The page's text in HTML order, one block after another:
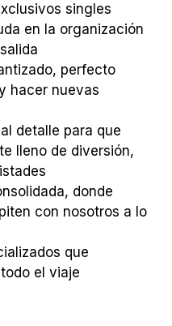
singles
en la organización
perfecto
hacer nuevas
detalle para que
lleno de diversión,
donde
con nosotros a lo
que
el viaje